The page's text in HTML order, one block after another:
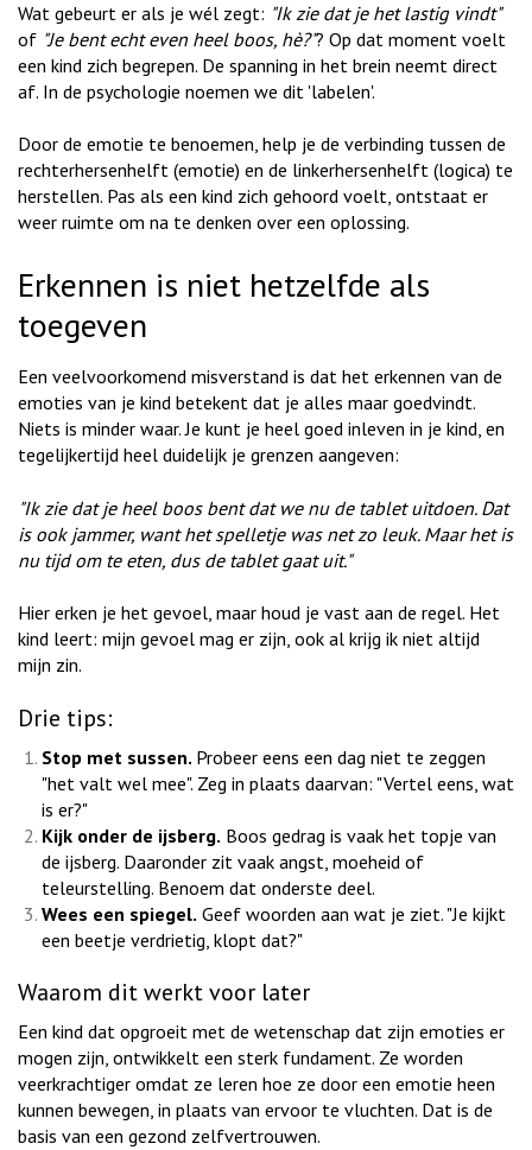
Wat gebeurt er als je wél zegt: "Ik zie dat je het lastig vindt"
of "Je bent echt even heel boos, hè?"? Op dat moment voelt
een kind zich begrepen. De spanning in het brein neemt direct
af. In de psychologie noemen we dit 'labelen'.
Door de emotie te benoemen, help je de verbinding tussen de
rechterhersenhelft (emotie) en de linkerhersenhelft (logica) te
herstellen. Pas als een kind zich gehoord voelt, ontstaat er
weer ruimte om na te denken over een oplossing.
Erkennen is niet hetzelfde als
toegeven
Een veelvoorkomend misverstand is dat het erkennen van de
emoties van je kind betekent dat je alles maar goedvindt.
Niets is minder waar. Je kunt je heel goed inleven in je kind, en
tegelijkertijd heel duidelijk je grenzen aangeven:
"Ik zie dat je heel boos bent dat we nu de tablet uitdoen. Dat
is ook jammer, want het spelletje was net zo leuk. Maar het is
nu tijd om te eten, dus de tablet gaat uit."
Hier erken je het gevoel, maar houd je vast aan de regel. Het
kind leert: mijn gevoel mag er zijn, ook al krijg ik niet altijd
mijn zin.
Drie tips:
Stop met sussen. Probeer eens een dag niet te zeggen
"het valt wel mee". Zeg in plaats daarvan: "Vertel eens, wat
is er?"
Kijk onder de ijsberg. Boos gedrag is vaak het topje van
de ijsberg. Daaronder zit vaak angst, moeheid of
teleurstelling. Benoem dat onderste deel.
Wees een spiegel. Geef woorden aan wat je ziet. "Je kijkt
een beetje verdrietig, klopt dat?"
Waarom dit werkt voor later
Een kind dat opgroeit met de wetenschap dat zijn emoties er
mogen zijn, ontwikkelt een sterk fundament. Ze worden
veerkrachtiger omdat ze leren hoe ze door een emotie heen
kunnen bewegen, in plaats van ervoor te vluchten. Dat is de
basis van een gezond zelfvertrouwen.